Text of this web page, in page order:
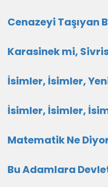
Cenazeyi Taşıyan
Karasinek mi,
İsimler, İsimler,
İsimler, İsimler,
Matematik Ne
Bu Adamlara